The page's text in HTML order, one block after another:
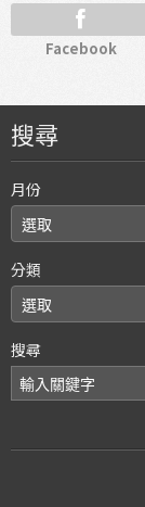
Facebook
搜尋
月份
分類
搜尋